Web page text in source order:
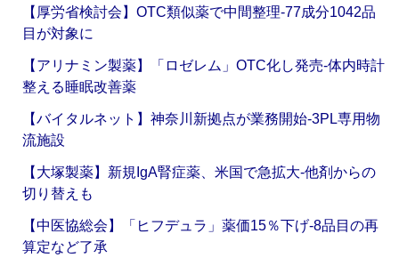
【厚労省検討会】OTC類似薬で中間整理‐77成分1042品
目が対象に
【アリナミン製薬】「ロゼレム」OTC化し発売‐体内時計
整える睡眠改善薬
【バイタルネット】神奈川新拠点が業務開始‐3PL専用物
流施設
【大塚製薬】新規IgA腎症薬、米国で急拡大‐他剤からの
切り替えも
【中医協総会】「ヒフデュラ」薬価15％下げ‐8品目の再
算定など了承